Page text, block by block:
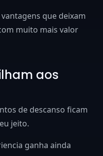
que deixam
muito mais valor
aos
de descanso ficam
jeito.
ganha ainda